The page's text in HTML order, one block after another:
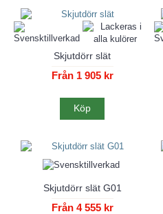
Skjutdörr slät
Från 1 905 kr
Köp
Skjutdörr slät G01
Från 4 555 kr